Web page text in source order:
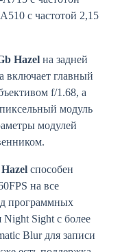
с частотой 2,15
Hazel на задней
включает главный
f/1.68, а
модуль
модулей
способен
на все
программных
Sight с более
Blur для записи